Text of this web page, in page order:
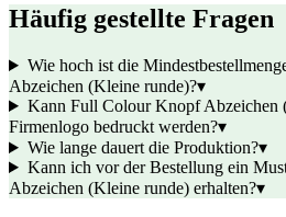
Häufig gestellte Fragen
Wie hoch ist die
Abzeichen (Kleine runde)?▾
Kann Full Colour Knopf Abzeichen
Firmenlogo bedruckt werden?▾
Wie lange dauert die Produktion?▾
Kann ich vor der Bestellung ein
Abzeichen (Kleine runde) erhalten?▾